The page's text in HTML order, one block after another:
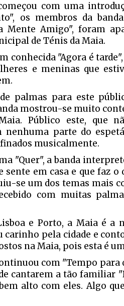
com uma
os membros da
Mente Amigo", foram
de Ténis da Maia.
conhecida "Agora é
e meninas que
palmas para este
mostrou-se muito
Público este, que
nenhuma parte do
musicalmente.
"Quer", a banda
sente em casa e que faz
se um dos temas mais
com muitas
e Porto, a Maia é a
carinho pela cidade e
na Maia, pois esta é
com "Tempo para
cantarem a tão familiar
alto com eles. Algo